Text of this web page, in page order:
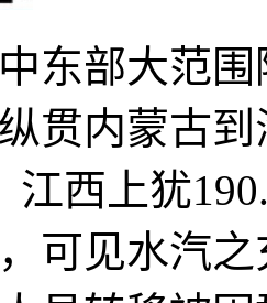
部大范围
贯内蒙古
江西上犹
可见水汽